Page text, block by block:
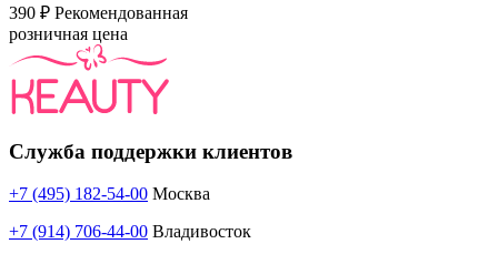
390 ₽ Рекомендованная
розничная цена
Служба поддержки клиентов
+7 (495) 182-54-00 Москва
+7 (914) 706-44-00 Владивосток